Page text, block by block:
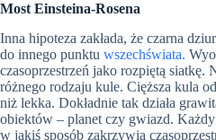
Most Einsteina-Rosena
Inna hipoteza zakłada, że czarna
do innego punktu wszechświata.
czasoprzestrzeń jako rozpiętą siatkę.
różnego rodzaju kule. Cięższa kula
niż lekka. Dokładnie tak działa
obiektów – planet czy gwiazd.
w jakiś sposób zakrzywia